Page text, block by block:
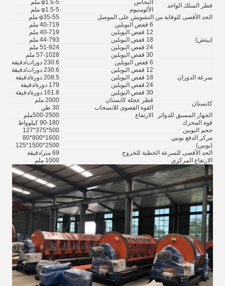
قطر السلك الواحد النحاس φ1.5-5 ملم
الألومنيوم
φ1.5-5 ملم
الحد الأقصى للوقاية من التشويش على الموصل
φ35-55 ملم
(بيتش)
6 قفص البوبلين 40-719 ملم
12 قفص البوبلين
40-719 ملم
18 قفص البوبلين
44-793 ملم
24 قفص البوبلين
51-924 ملم
30 قفص البوبلين
57-1028 ملم
سرعة الدوران
6 قفص البوبلين 230.6 دورات/دقيقة
12 قفص البوبلين
230.6 دورات/دقيقة
18 قفص البوبلين
208.5 دورة/دقيقة
24 قفص البوبلين
179 دورة/دقيقة
30 قفص البوبلين
161.8 دورة/دقيقة
كابستان
قطر عجلة كابستان 2000 ملم
القوة القصوى للانسحاب
30 طن
الجهاز المسبق للدوائر
الارتفاع 500-2500ملم
قوة المحرك
90-180 كيلوواط
حجم البوبين
500*375*127
مركز الدفع بوبين
1600*800*80
(بوبين)
2500*1500*125
الحد الأقصى للسرعة الخطية للخروج
69 متر/دقيقة
الارتفاع المركزي
1000 ملم